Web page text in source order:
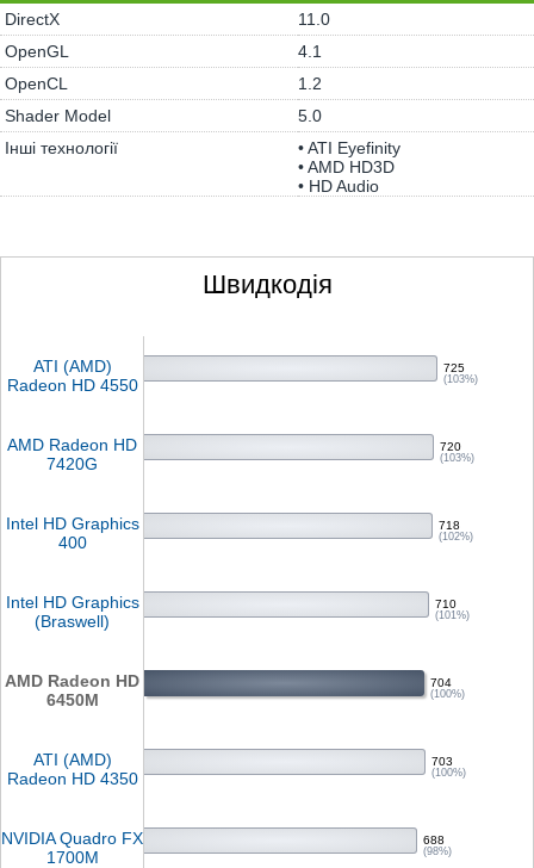
DirectX
11.0
OpenGL
4.1
OpenCL
1.2
Shader Model
5.0
Інші технології
• ATI Eyefinity
• AMD HD3D
• HD Audio
Швидкодія
ATI (AMD)
Radeon HD 4550
725
(103%)
AMD Radeon HD
7420G
720
(103%)
Intel HD Graphics
400
718
(102%)
Intel HD Graphics
(Braswell)
710
(101%)
AMD Radeon HD
6450M
704
(100%)
ATI (AMD)
Radeon HD 4350
703
(100%)
NVIDIA Quadro FX
1700M
688
(98%)